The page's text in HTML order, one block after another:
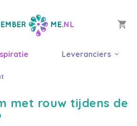
Leveranciers
met rouw tijdens de